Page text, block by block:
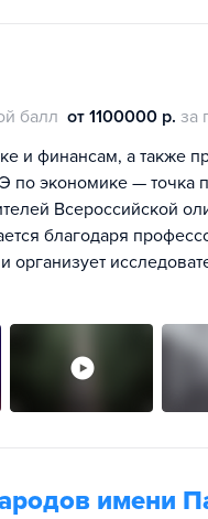
балл от 1100000 р. за
и финансам, а также
экономике — точка
Всероссийской
благодаря
имени